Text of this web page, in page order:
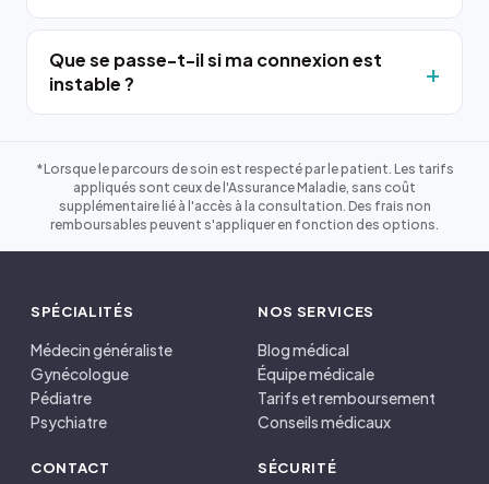
Que se passe-t-il si ma connexion est
instable ?
*Lorsque le parcours de soin est respecté par le patient. Les tarifs
appliqués sont ceux de l'Assurance Maladie, sans coût
supplémentaire lié à l'accès à la consultation. Des frais non
remboursables peuvent s'appliquer en fonction des options.
SPÉCIALITÉS
Médecin généraliste
Gynécologue
Pédiatre
Psychiatre
NOS SERVICES
Blog médical
Équipe médicale
Tarifs et remboursement
Conseils médicaux
CONTACT SÉCURITÉ